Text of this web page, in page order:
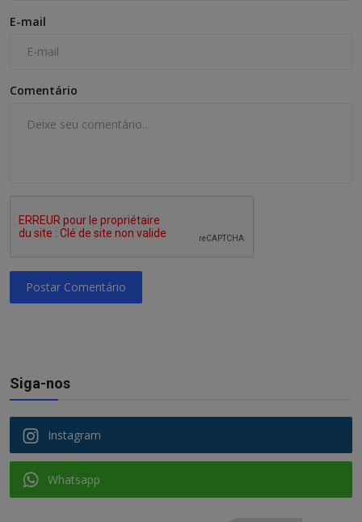
E-mail
Comentário
Postar Comentário
Siga-nos
Instagram
Whatsapp